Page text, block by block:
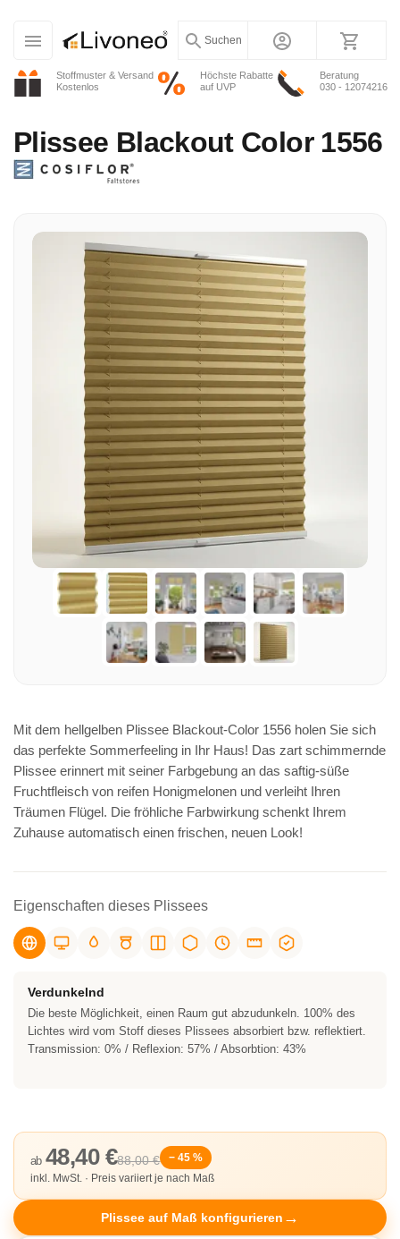
Stoffmuster & Versand
Kostenlos
Höchste Rabatte
auf UVP
Beratung
030 - 12074216
Suchen
Plissee Blackout Color 1556
Mit dem hellgelben Plissee Blackout-Color 1556 holen Sie sich
das perfekte Sommerfeeling in Ihr Haus! Das zart schimmernde
Plissee erinnert mit seiner Farbgebung an das saftig-süße
Fruchtfleisch von reifen Honigmelonen und verleiht Ihren
Träumen Flügel. Die fröhliche Farbwirkung schenkt Ihrem
Zuhause automatisch einen frischen, neuen Look!
Eigenschaften dieses Plissees
Verdunkelnd
Die beste Möglichkeit, einen Raum gut abzudunkeln. 100% des
Lichtes wird vom Stoff dieses Plissees absorbiert bzw. reflektiert.
Transmission: 0% / Reflexion: 57% / Absorbtion: 43%
88,00 €
ab 48,40 €
− 45 %
inkl. MwSt. · Preis variiert je nach Maß
Plissee auf Maß konfigurieren